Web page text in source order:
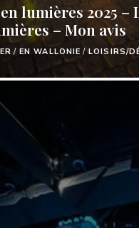
lumières 2025 –
– Mon avis
/ EN WALLONIE /LOISIRS/